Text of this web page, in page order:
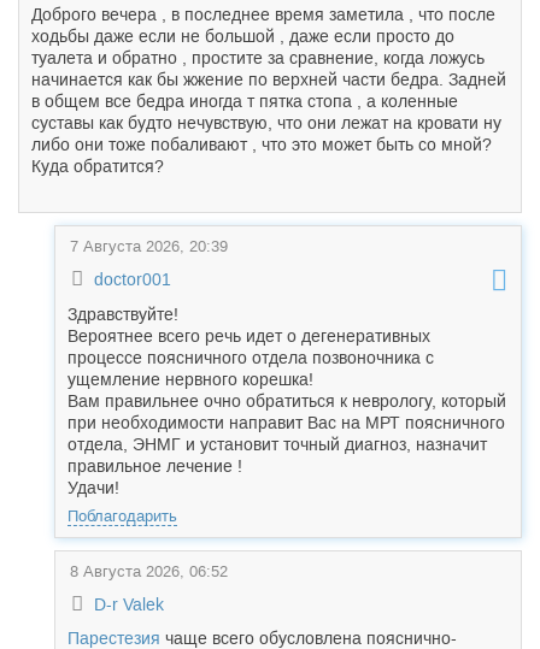
Доброго вечера , в последнее время заметила , что после
ходьбы даже если не большой , даже если просто до
туалета и обратно , простите за сравнение, когда ложусь
начинается как бы жжение по верхней части бедра. Задней
в общем все бедра иногда т пятка стопа , а коленные
суставы как будто нечувствую, что они лежат на кровати ну
либо они тоже побаливают , что это может быть со мной?
Куда обратится?
7 Августа 2026, 20:39
doctor001
Здравствуйте!
Вероятнее всего речь идет о дегенеративных
процессе поясничного отдела позвоночника с
ущемление нервного корешка!
Вам правильнее очно обратиться к неврологу, который
при необходимости направит Вас на МРТ поясничного
отдела, ЭНМГ и установит точный диагноз, назначит
правильное лечение !
Удачи!
Поблагодарить
8 Августа 2026, 06:52
D-r Valek
Парестезия чаще всего обусловлена пояснично-